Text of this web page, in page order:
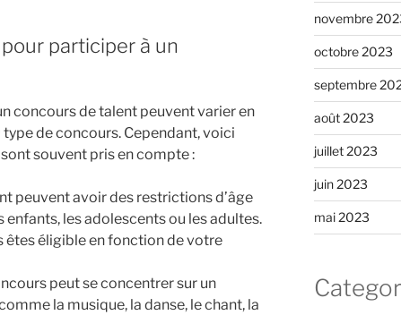
participer à un
concours de talent peuvent varier en
de concours. Cependant, voici
souvent pris en compte :
peuvent avoir des restrictions d’âge
les adolescents ou les adultes.
êtes éligible en fonction de votre
peut se concentrer sur un
la musique, la danse, le chant, la
novembre
octobre 2023
septembre
août 2023
juillet 2023
juin 2023
mai 2023